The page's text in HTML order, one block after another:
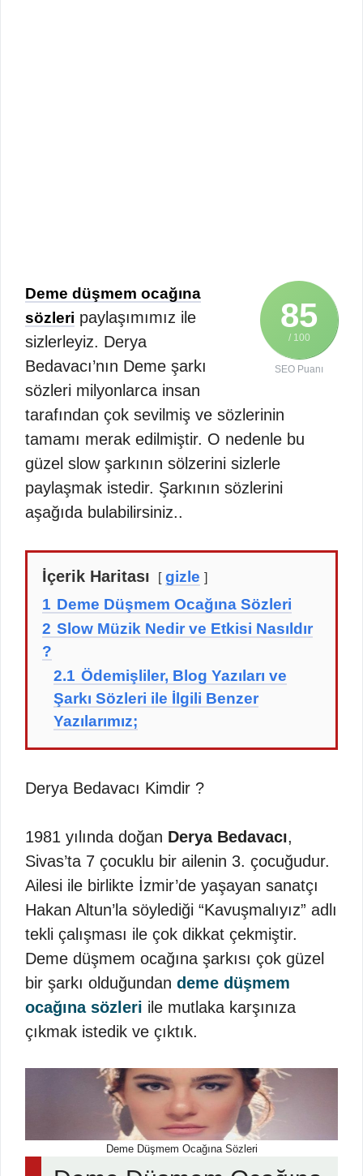
85
/ 100
SEO Puanı
Deme düşmem ocağına
sözleri paylaşımımız ile
sizlerleyiz. Derya
Bedavacı’nın Deme şarkı
sözleri milyonlarca insan
tarafından çok sevilmiş ve sözlerinin
tamamı merak edilmiştir. O nedenle bu
güzel slow şarkının sölzerini sizlerle
paylaşmak istedir. Şarkının sözlerini
aşağıda bulabilirsiniz..
İçerik Haritası
gizle
1 Deme Düşmem Ocağına Sözleri
2 Slow Müzik Nedir ve Etkisi Nasıldır
?
2.1 Ödemişliler, Blog Yazıları ve
Şarkı Sözleri ile İlgili Benzer
Yazılarımız;
Derya Bedavacı Kimdir ?
1981 yılında doğan Derya Bedavacı,
Sivas’ta 7 çocuklu bir ailenin 3. çocuğudur.
Ailesi ile birlikte İzmir’de yaşayan sanatçı
Hakan Altun’la söylediği “Kavuşmalıyız” adlı
tekli çalışması ile çok dikkat çekmiştir.
Deme düşmem ocağına şarkısı çok güzel
bir şarkı olduğundan deme düşmem
ocağına sözleri ile mutlaka karşınıza
çıkmak istedik ve çıktık.
Deme Düşmem Ocağına Sözleri